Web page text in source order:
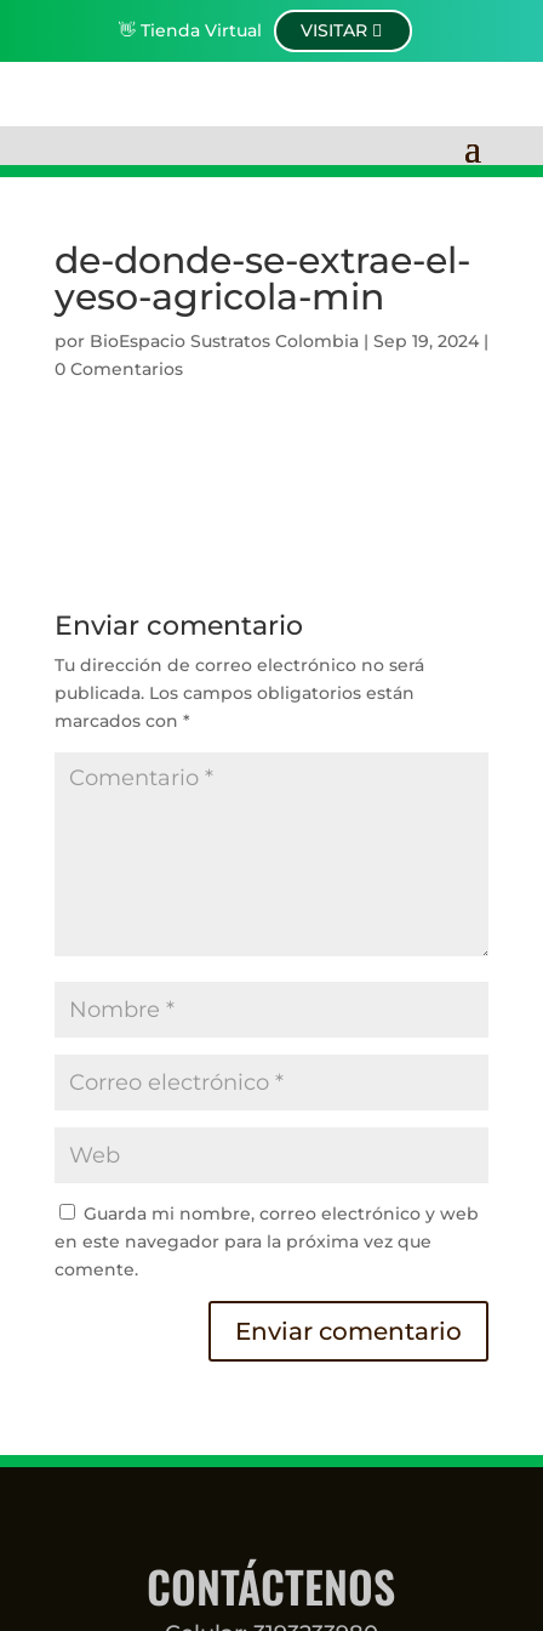
👋 Tienda Virtual VISITAR
de-donde-se-extrae-el-
yeso-agricola-min
por BioEspacio Sustratos Colombia| Sep 19, 2024|
0 Comentarios
Enviar comentario
Tu dirección de correo electrónico no será
publicada. Los campos obligatorios están
marcados con *
Guarda mi nombre, correo electrónico y web
en este navegador para la próxima vez que
comente.
CONTÁCTENOS